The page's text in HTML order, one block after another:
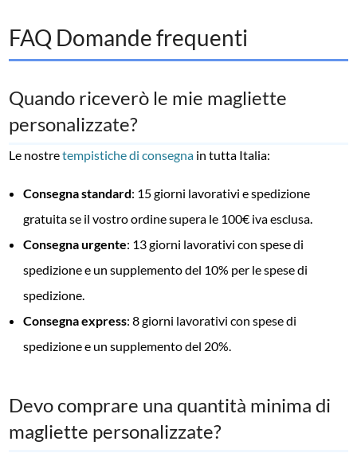
FAQ Domande frequenti
Quando riceverò le mie magliette
personalizzate?
Le nostretempistiche di consegna in tutta Italia:
Consegna standard: 15 giorni lavorativi e spedizione
gratuita se il vostro ordine supera le 100€ iva esclusa.
Consegna urgente: 13 giorni lavorativi con spese di
spedizione e un supplemento del 10% per le spese di
spedizione.
Consegna express: 8 giorni lavorativi con spese di
spedizione e un supplemento del 20%.
Devo comprare una quantità minima di
magliette personalizzate?